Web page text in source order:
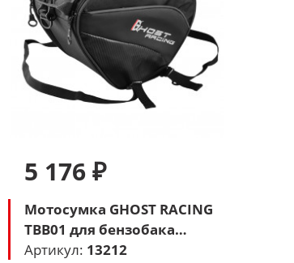
5 176 ₽
Мотосумка GHOST RACING
TBB01 для бензобака
(серый)
Артикул: 13212